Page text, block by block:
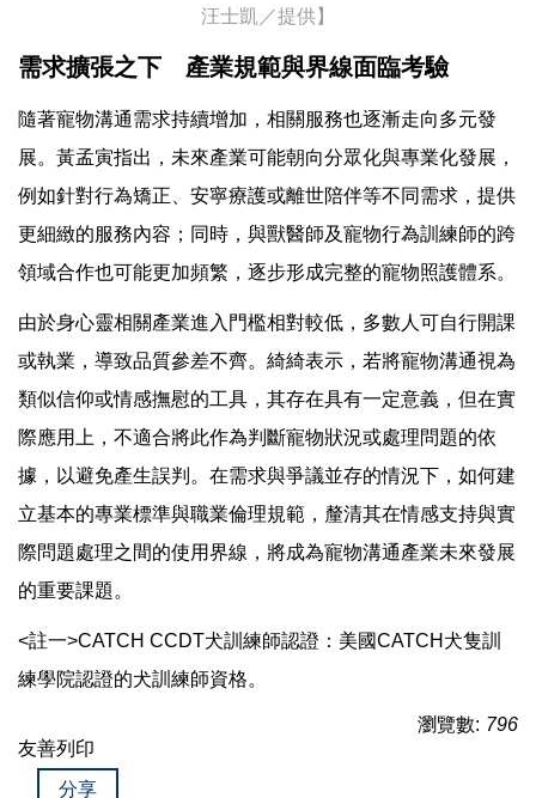
汪士凱／提供】
需求擴張之下 產業規範與界線面臨考驗
隨著寵物溝通需求持續增加，相關服務也逐漸走向多元發
展。黃孟寅指出，未來產業可能朝向分眾化與專業化發展，
例如針對行為矯正、安寧療護或離世陪伴等不同需求，提供
更細緻的服務內容；同時，與獸醫師及寵物行為訓練師的跨
領域合作也可能更加頻繁，逐步形成完整的寵物照護體系。
由於身心靈相關產業進入門檻相對較低，多數人可自行開課
或執業，導致品質參差不齊。綺綺表示，若將寵物溝通視為
類似信仰或情感撫慰的工具，其存在具有一定意義，但在實
際應用上，不適合將此作為判斷寵物狀況或處理問題的依
據，以避免產生誤判。在需求與爭議並存的情況下，如何建
立基本的專業標準與職業倫理規範，釐清其在情感支持與實
際問題處理之間的使用界線，將成為寵物溝通產業未來發展
的重要課題。
<註一>CATCH CCDT犬訓練師認證：美國CATCH犬隻訓
練學院認證的犬訓練師資格。
瀏覽數: 796
友善列印
分享